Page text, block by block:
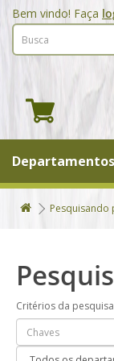
Bem vindo! Faça
Departamentos
Pesquisando
Critérios da